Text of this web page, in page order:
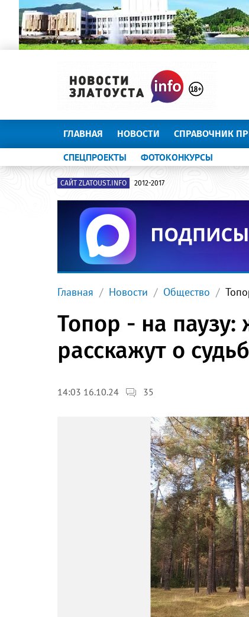
ГЛАВНАЯ НОВОСТИ СПРАВОЧНИК
СПЕЦПРОЕКТЫ ФОТОКОНКУРСЫ
САЙТ ZLATOUST.INFO 2012-2017
Главная Новости Общество
Топор - на паузу:
расскажут о
14:03 16.10.24 35